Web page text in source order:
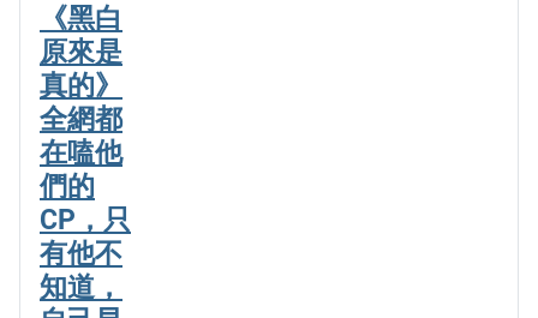
《黑白
原來是
真的》
全網都
在嗑他
們的
CP，只
有他不
知道，